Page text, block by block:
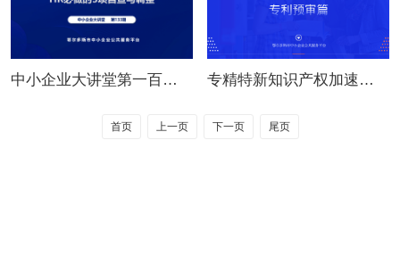
中小企业大讲堂第一百三十三期：司法解释(二)出台后HR必做的3项自查与调整 专精特新知识产权加速行——专利预审篇
首页 上一页 下一页 尾页